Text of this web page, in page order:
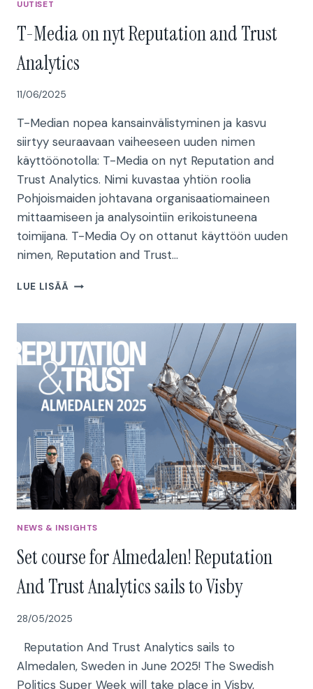
UUTISET
T-Media on nyt Reputation and Trust
Analytics
11/06/2025
T-Median nopea kansainvälistyminen ja kasvu
siirtyy seuraavaan vaiheeseen uuden nimen
käyttöönotolla: T-Media on nyt Reputation and
Trust Analytics. Nimi kuvastaa yhtiön roolia
Pohjoismaiden johtavana organisaatiomaineen
mittaamiseen ja analysointiin erikoistuneena
toimijana. T-Media Oy on ottanut käyttöön uuden
nimen, Reputation and Trust…
LUE LISÄÄ T-
REPUTATION
AND
TRUST
ANALYTICS
NEWS & INSIGHTS
Set course for Almedalen! Reputation
And Trust Analytics sails to Visby
28/05/2025
Reputation And Trust Analytics sails to
Almedalen, Sweden in June 2025! The Swedish
Politics Super Week will take place in Visby,